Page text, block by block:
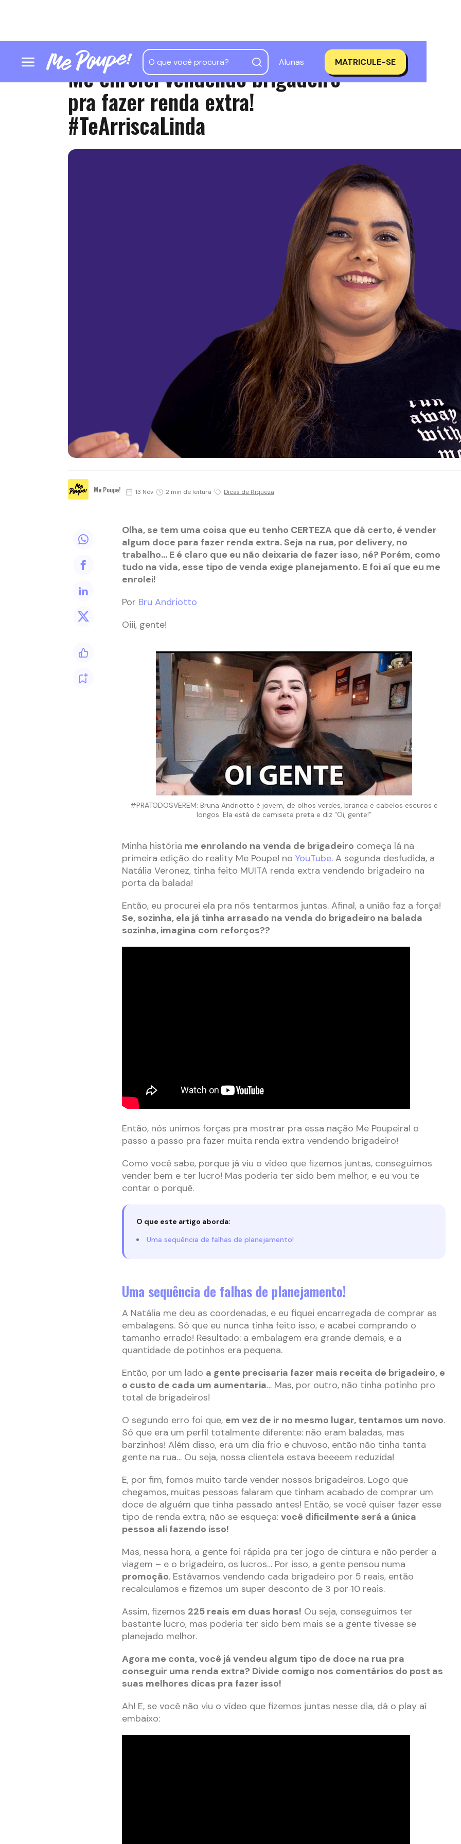
Alunas MATRICULE-SE
Me enrolei vendendo brigadeiro
pra fazer renda extra!
#TeArriscaLinda
Me Poupe! 13 Nov 2 min de leitura Dicas de Riqueza
Olha, se tem uma coisa que eu tenho CERTEZA que dá certo, é vender
algum doce para fazer renda extra. Seja na rua, por delivery, no
trabalho… E é claro que eu não deixaria de fazer isso, né? Porém, como
tudo na vida, esse tipo de venda exige planejamento. E foi aí que eu me
enrolei!
Por Bru Andriotto
Oiii, gente!
#PRATODOSVEREM: Bruna Andriotto é jovem, de olhos verdes, branca e cabelos escuros e
longos. Ela está de camiseta preta e diz “Oi, gente!”
Minha história me enrolando na venda de brigadeiro começa lá na
primeira edição do reality Me Poupe! no YouTube. A segunda desfudida, a
Natália Veronez, tinha feito MUITA renda extra vendendo brigadeiro na
porta da balada!
Então, eu procurei ela pra nós tentarmos juntas. Afinal, a união faz a força!
Se, sozinha, ela já tinha arrasado na venda do brigadeiro na balada
sozinha, imagina com reforços??
Então, nós unimos forças pra mostrar pra essa nação Me Poupeira! o
passo a passo pra fazer muita renda extra vendendo brigadeiro!
Como você sabe, porque já viu o vídeo que fizemos juntas, conseguimos
vender bem e ter lucro! Mas poderia ter sido bem melhor, e eu vou te
contar o porquê.
O que este artigo aborda:
Uma sequência de falhas de planejamento!
Uma sequência de falhas de planejamento!
A Natália me deu as coordenadas, e eu fiquei encarregada de comprar as
embalagens. Só que eu nunca tinha feito isso, e acabei comprando o
tamanho errado! Resultado: a embalagem era grande demais, e a
quantidade de potinhos era pequena.
Então, por um lado a gente precisaria fazer mais receita de brigadeiro, e
o custo de cada um aumentaria… Mas, por outro, não tinha potinho pro
total de brigadeiros!
O segundo erro foi que, em vez de ir no mesmo lugar, tentamos um novo.
Só que era um perfil totalmente diferente: não eram baladas, mas
barzinhos! Além disso, era um dia frio e chuvoso, então não tinha tanta
gente na rua… Ou seja, nossa clientela estava beeeem reduzida!
E, por fim, fomos muito tarde vender nossos brigadeiros. Logo que
chegamos, muitas pessoas falaram que tinham acabado de comprar um
doce de alguém que tinha passado antes! Então, se você quiser fazer esse
tipo de renda extra, não se esqueça: você dificilmente será a única
pessoa ali fazendo isso!
Mas, nessa hora, a gente foi rápida pra ter jogo de cintura e não perder a
viagem – e o brigadeiro, os lucros… Por isso, a gente pensou numa
promoção. Estávamos vendendo cada brigadeiro por 5 reais, então
recalculamos e fizemos um super desconto de 3 por 10 reais.
Assim, fizemos 225 reais em duas horas! Ou seja, conseguimos ter
bastante lucro, mas poderia ter sido bem mais se a gente tivesse se
planejado melhor.
Agora me conta, você já vendeu algum tipo de doce na rua pra
conseguir uma renda extra? Divide comigo nos comentários do post as
suas melhores dicas pra fazer isso!
Ah! E, se você não viu o vídeo que fizemos juntas nesse dia, dá o play aí
embaixo: